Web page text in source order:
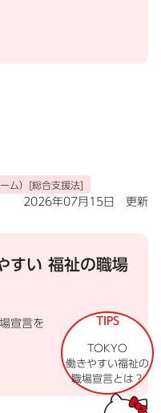
ム）[総合支援法]
2026年07月15日 更新
すい 福祉の職場
宣言を
TIPS
TOKYO
働きやすい福祉の
職場宣言とは？